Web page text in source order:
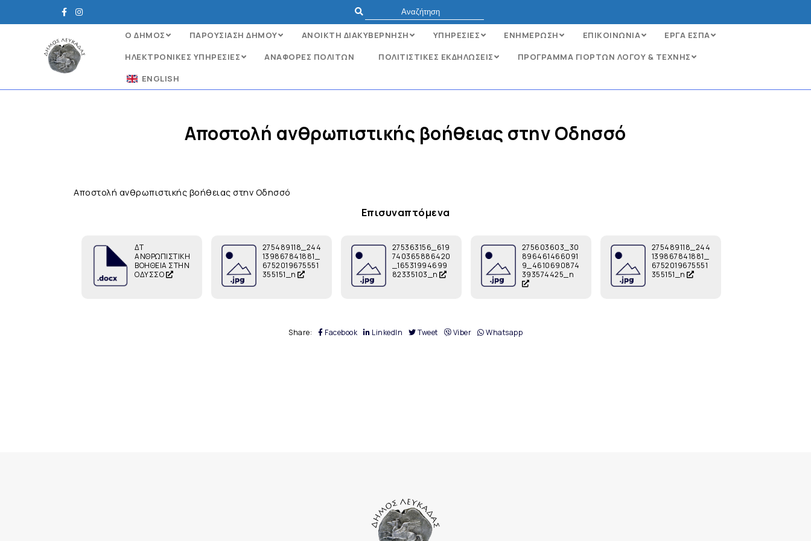
Ο ΔΗΜΟΣ ΠΑΡΟΥΣΙΑΣΗ ΔΗΜΟΥ ΑΝΟΙΚΤΗ ΔΙΑΚΥΒΕΡΝΗΣΗ ΥΠΗΡΕΣΙΕΣ ΕΝΗΜΕΡΩΣΗ ΕΠΙΚΟΙΝΩΝΙΑ
ΕΡΓΑ ΕΣΠΑ
ΗΛΕΚΤΡΟΝΙΚΈΣ ΥΠΗΡΕΣΊΕΣ
ΑΝΑΦΟΡΈΣ ΠΟΛΙΤΏΝ ΠΟΛΙΤΙΣΤΙΚΕΣ ΕΚΔΗΛΩΣΕΙΣ
ΠΡΟΓΡΑΜΜΑ ΓΙΟΡΤΩΝ ΛΟΓΟΥ & ΤΕΧΝΗΣ
ENGLISH
Αποστολή ανθρωπιστικής βοήθειας στην Οδησσό
Αποστολή ανθρωπιστικής βοήθειας στην Οδησσό
Επισυναπτόμενα
ΔΤ
ΑΝΘΡΩΠΙΣΤΙΚΗ
ΒΟΗΘΕΙΑ ΣΤΗΝ
ΟΔΥΣΣΟ
275489118_244
139867841881_
6752019675551
355151_n
275363156_619
740365886420
_16531994699
82335103_n
275603603_30
896461466091
9_4610690874
393574425_n
275489118_244
139867841881_
6752019675551
355151_n
Share: Facebook LinkedIn Tweet Viber Whatsapp